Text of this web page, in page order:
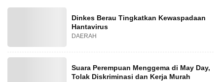
Dinkes Berau Tingkatkan Kewaspadaan
Hantavirus
DAERAH
Suara Perempuan Menggema di May Day,
Tolak Diskriminasi dan Kerja Murah